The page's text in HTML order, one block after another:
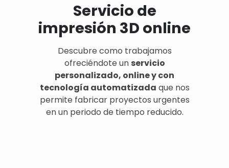
Servicio de
impresión 3D online
Descubre como trabajamos
ofreciéndote un servicio
personalizado, online y con
tecnología automatizada que nos
permite fabricar proyectos urgentes
en un periodo de tiempo reducido.